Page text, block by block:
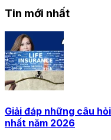
Tin mới nhất
Giải đáp những câu
nhất năm 2026